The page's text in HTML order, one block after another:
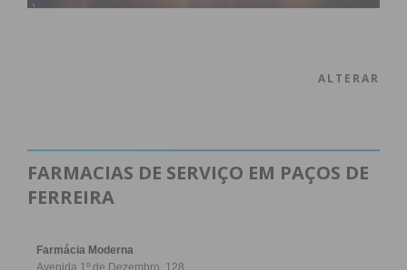
ALTERAR
FARMACIAS DE SERVIÇO EM PAÇOS DE
FERREIRA